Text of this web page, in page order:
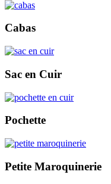
Cabas
Sac en Cuir
Pochette
Petite Maroquinerie